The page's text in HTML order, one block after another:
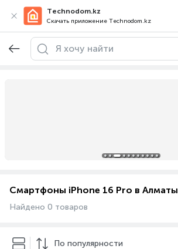
Technodom.kz
Скачать приложение Technodom.kz
Смартфоны iPhone 16 Pro в Алматы
Найдено 0 товаров
По популярности